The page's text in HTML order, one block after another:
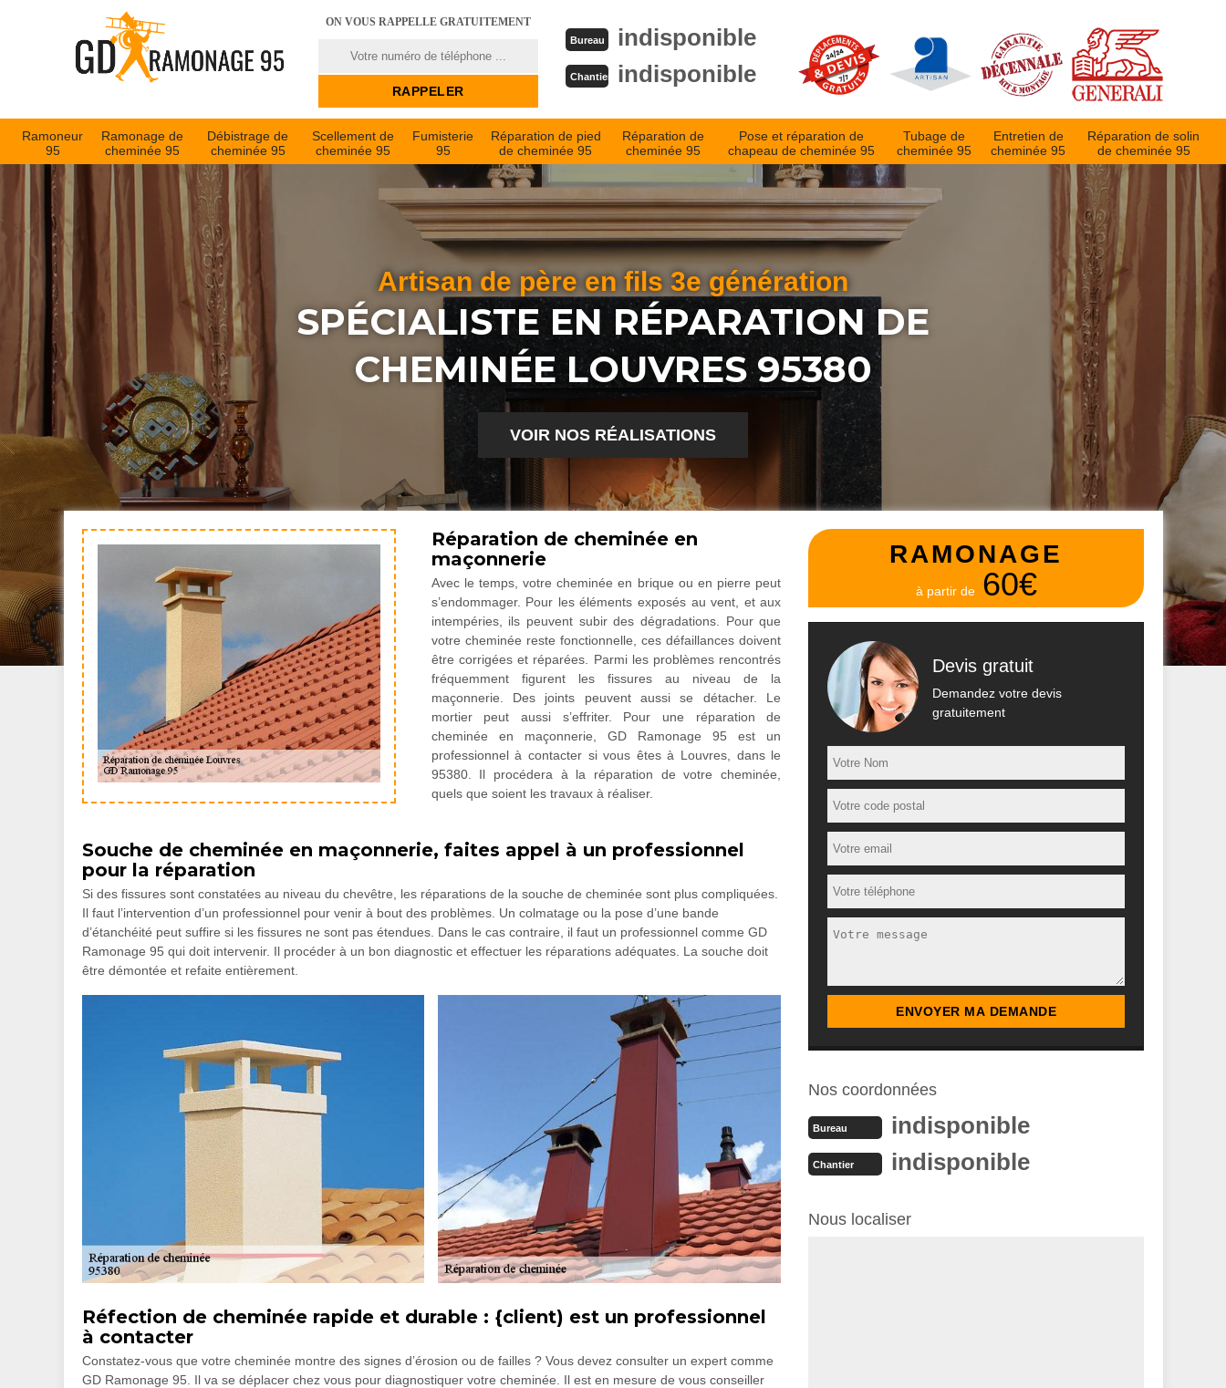
ON VOUS RAPPELLE GRATUITEMENT
Bureau indisponible
Chantier indisponible
Ramoneur
95
Ramonage de
cheminée 95
Débistrage de
cheminée 95
Scellement de
cheminée 95
Fumisterie
95
Réparation de pied
de cheminée 95
Réparation de
cheminée 95
Pose et réparation de
chapeau de cheminée 95
Tubage de
cheminée 95
Entretien de
cheminée 95
Réparation de solin
de cheminée 95
Artisan de père en fils 3e génération
SPÉCIALISTE EN RÉPARATION DE
CHEMINÉE LOUVRES 95380
VOIR NOS RÉALISATIONS
Réparation de cheminée en
maçonnerie
Avec le temps, votre cheminée en brique ou en pierre peut
s’endommager. Pour les éléments exposés au vent, et aux
intempéries, ils peuvent subir des dégradations. Pour que
votre cheminée reste fonctionnelle, ces défaillances doivent
être corrigées et réparées. Parmi les problèmes rencontrés
fréquemment figurent les fissures au niveau de la
maçonnerie. Des joints peuvent aussi se détacher. Le
mortier peut aussi s’effriter. Pour une réparation de
cheminée en maçonnerie, GD Ramonage 95 est un
professionnel à contacter si vous êtes à Louvres, dans le
95380. Il procédera à la réparation de votre cheminée,
quels que soient les travaux à réaliser.
Souche de cheminée en maçonnerie, faites appel à un professionnel
pour la réparation
Si des fissures sont constatées au niveau du chevêtre, les réparations de la souche de cheminée sont plus compliquées.
Il faut l’intervention d’un professionnel pour venir à bout des problèmes. Un colmatage ou la pose d’une bande
d’étanchéité peut suffire si les fissures ne sont pas étendues. Dans le cas contraire, il faut un professionnel comme GD
Ramonage 95 qui doit intervenir. Il procéder à un bon diagnostic et effectuer les réparations adéquates. La souche doit
être démontée et refaite entièrement.
Réfection de cheminée rapide et durable : {client) est un professionnel
à contacter
Constatez-vous que votre cheminée montre des signes d’érosion ou de failles ? Vous devez consulter un expert comme
GD Ramonage 95. Il va se déplacer chez vous pour diagnostiquer votre cheminée. Il est en mesure de vous conseiller
RAMONAGE
à partir de 60€
Devis gratuit
Demandez votre devis
gratuitement
Nos coordonnées
Bureau indisponible
Chantier indisponible
Nous localiser